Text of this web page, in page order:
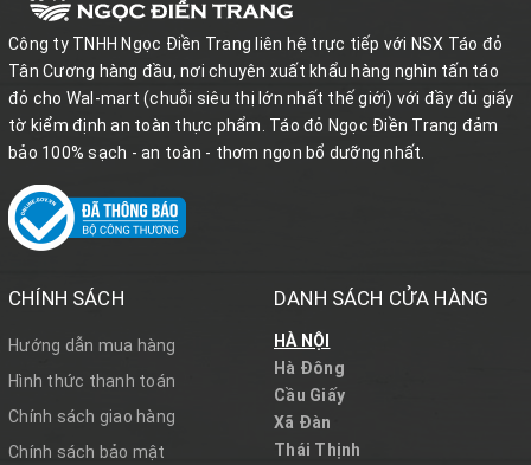
Công ty TNHH Ngọc Điền Trang liên hệ trực tiếp với NSX Táo đỏ
Tân Cương hàng đầu, nơi chuyên xuất khẩu hàng nghìn tấn táo
đỏ cho Wal-mart (chuỗi siêu thị lớn nhất thế giới) với đầy đủ giấy
tờ kiểm định an toàn thực phẩm. Táo đỏ Ngọc Điền Trang đảm
bảo 100% sạch - an toàn - thơm ngon bổ dưỡng nhất.
CHÍNH SÁCH
Hướng dẫn mua hàng
Hình thức thanh toán
Chính sách giao hàng
Chính sách bảo mật
DANH SÁCH CỬA HÀNG
HÀ NỘI
Hà Đông
Cầu Giấy
Xã Đàn
Thái Thịnh